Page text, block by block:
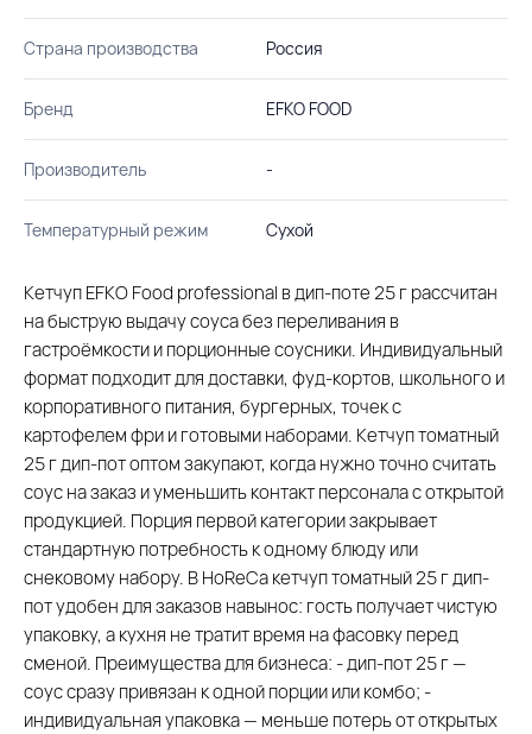
Страна производства Россия
Бренд EFKO FOOD
Производитель -
Температурный режим Сухой
Кетчуп EFKO Food professional в дип-поте 25 г рассчитан
на быструю выдачу соуса без переливания в
гастроёмкости и порционные соусники. Индивидуальный
формат подходит для доставки, фуд-кортов, школьного и
корпоративного питания, бургерных, точек с
картофелем фри и готовыми наборами. Кетчуп томатный
25 г дип-пот оптом закупают, когда нужно точно считать
соус на заказ и уменьшить контакт персонала с открытой
продукцией. Порция первой категории закрывает
стандартную потребность к одному блюду или
снековому набору. В HoReCa кетчуп томатный 25 г дип-
пот удобен для заказов навынос: гость получает чистую
упаковку, а кухня не тратит время на фасовку перед
сменой. Преимущества для бизнеса: - дип-пот 25 г —
соус сразу привязан к одной порции или комбо; -
индивидуальная упаковка — меньше потерь от открытых